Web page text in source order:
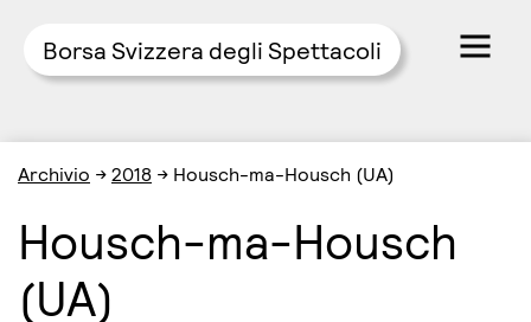
Borsa Svizzera degli Spettacoli
toArchivio → 2018 → Housch-ma-Housch (UA)
Housch-ma-Housch
(UA)